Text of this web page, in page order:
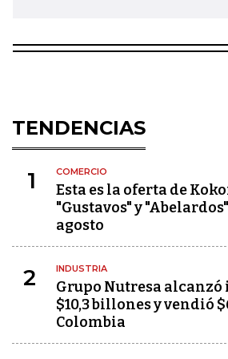
TENDENCIAS
1 COMERCIO
Esta es la oferta de
"Gustavos" y
agosto
2 INDUSTRIA
Grupo Nutresa alcanzó
$10,3 billones y vendió
Colombia